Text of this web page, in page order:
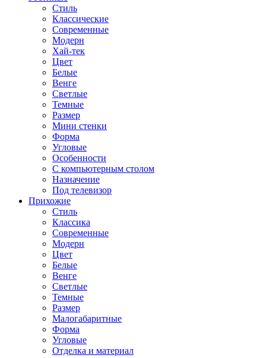
Стиль
Классические
Современные
Модерн
Хай-тек
Цвет
Белые
Венге
Светлые
Темные
Размер
Мини стенки
Форма
Угловые
Особенности
С компьютерным столом
Назначение
Под телевизор
Прихожие
Стиль
Классика
Современные
Модерн
Цвет
Белые
Венге
Светлые
Темные
Размер
Малогабаритные
Форма
Угловые
Отделка и материал